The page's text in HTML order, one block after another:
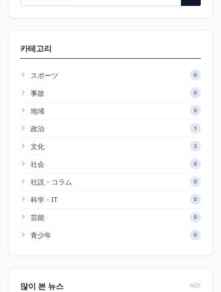
카테고리
スポーツ 0
事故 0
地域 0
政治 1
文化 2
社会 0
社説・コラム 0
科学・IT 0
芸能 0
青少年 0
많이 본 뉴스 HOT